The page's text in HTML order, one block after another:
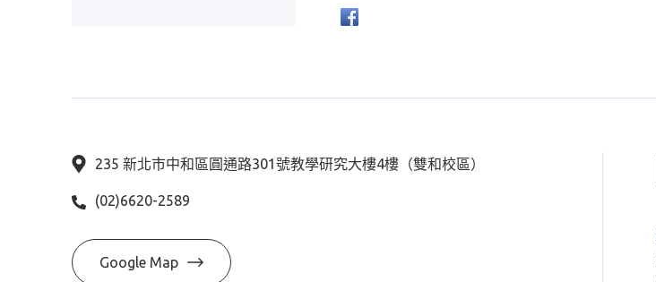
235 新北市中和區圓通路301號教學研究大樓4樓（雙和校區）
(02)6620-2589
Google Map